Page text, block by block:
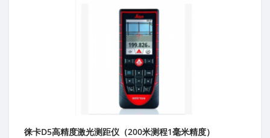
徕卡D5高精度激光测距仪（200米测程1毫米精度）